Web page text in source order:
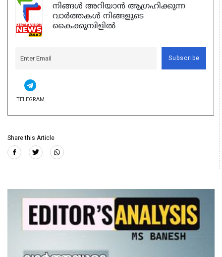
നിങ്ങൾ അറിയാൻ ആഗ്രഹിക്കുന്ന
വാർത്തകൾ നിങ്ങളുടെ
കൈക്കുമ്പിളിൽ
Subscribe
TELEGRAM
Share this Article